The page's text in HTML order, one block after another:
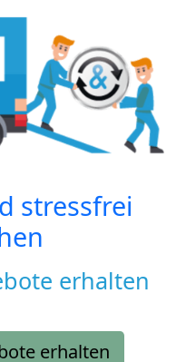
stressfrei
erhalten
erhalten